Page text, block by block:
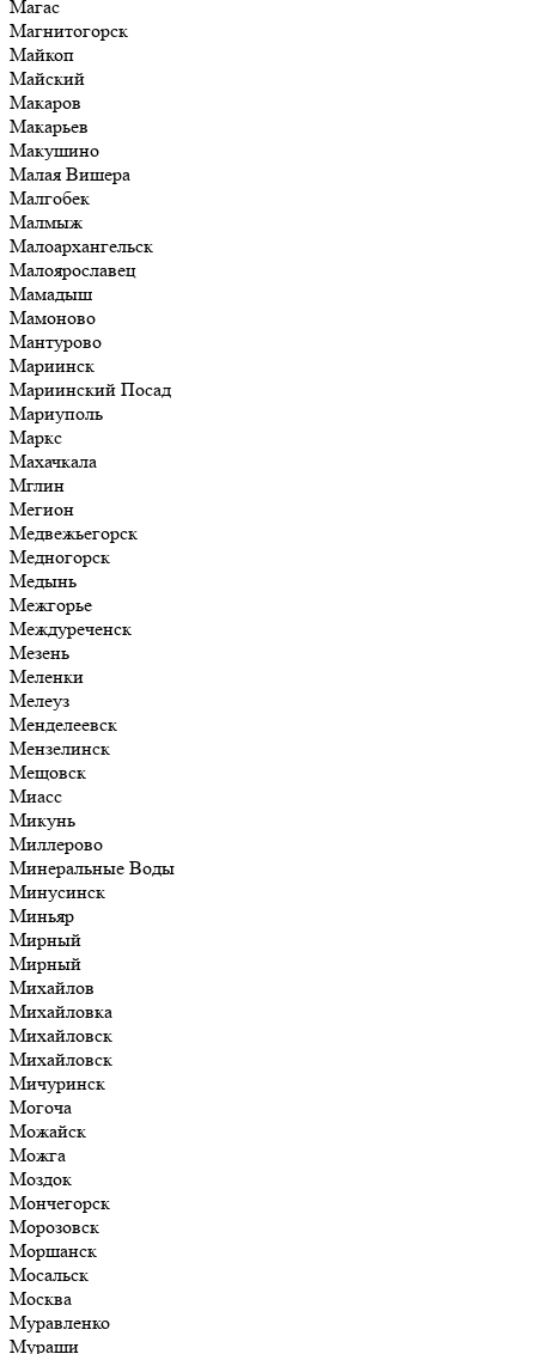
Магас
Магнитогорск
Майкоп
Майский
Макаров
Макарьев
Макушино
Малая Вишера
Малгобек
Малмыж
Малоархангельск
Малоярославец
Мамадыш
Мамоново
Мантурово
Мариинск
Мариинский Посад
Мариуполь
Маркс
Махачкала
Мглин
Мегион
Медвежьегорск
Медногорск
Медынь
Межгорье
Междуреченск
Мезень
Меленки
Мелеуз
Менделеевск
Мензелинск
Мещовск
Миасс
Микунь
Миллерово
Минеральные Воды
Минусинск
Миньяр
Мирный
Мирный
Михайлов
Михайловка
Михайловск
Михайловск
Мичуринск
Могоча
Можайск
Можга
Моздок
Мончегорск
Морозовск
Моршанск
Мосальск
Москва
Муравленко
Мураши